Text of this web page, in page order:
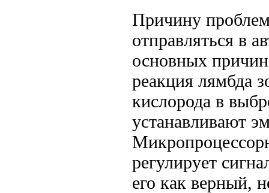
Причину
отправляться в
основных
реакция лямбда
кислорода в
устанавливают
регулирует
его как верный,